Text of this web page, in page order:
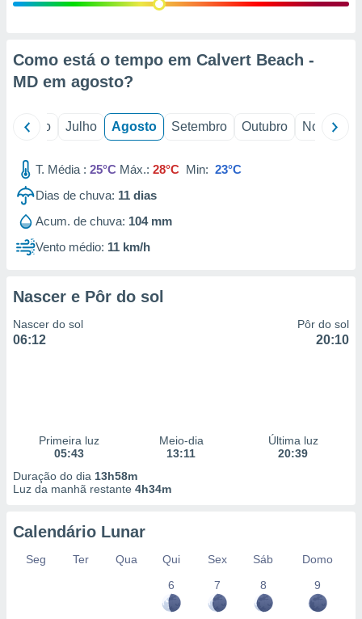
estudos
1199
Como está o tempo em Calvert Beach -
MD em agosto?
Junho Julho Agosto Setembro Outubro Novembro
T. Média : 25°C Máx.: 28°C Min: 23°C
Dias de chuva: 11 dias
Acum. de chuva: 104 mm
Vento médio: 11 km/h
Nascer e Pôr do sol
Nascer do sol
06:12
Pôr do sol
20:10
Primeira luz
05:43
Meio-dia
13:11
Última luz
20:39
Duração do dia 13h58m
Luz da manhã restante 4h34m
Calendário Lunar
Seg Ter Qua Qui Sex Sáb
Domo
6
7 8 9